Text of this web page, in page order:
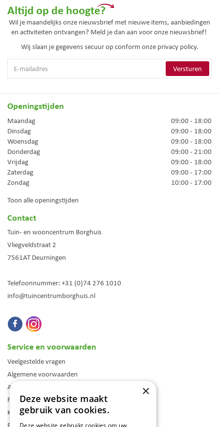
Altijd op de hoogte?
Wil je maandelijks onze nieuwsbrief met nieuwe items, aanbiedingen
en activiteiten ontvangen? Meld je dan aan voor onze nieuwsbrief!
Wij slaan je gegevens secuur op conform onze privacy policy.
Openingstijden
Maandag
09:00 - 18:00
Dinsdag
09:00 - 18:00
Woensdag
09:00 - 18:00
Donderdag
09:00 - 21:00
Vrijdag
09:00 - 18:00
Zaterdag
09:00 - 17:00
Zondag
10:00 - 17:00
Toon alle openingstijden
Contact
Tuin- en wooncentrum Borghuis
Vliegveldstraat 2
7561AT Deurningen
Telefoonnummer: +31 (0)74 276 1010
info@tuincentrumborghuis.nl
Service en voorwaarden
Veelgestelde vragen
Algemene voorwaarden
Assortiment
Folder
Klantenkaart
Blog
×
Deze website maakt
gebruik van cookies.
Deze website gebruikt cookies om uw